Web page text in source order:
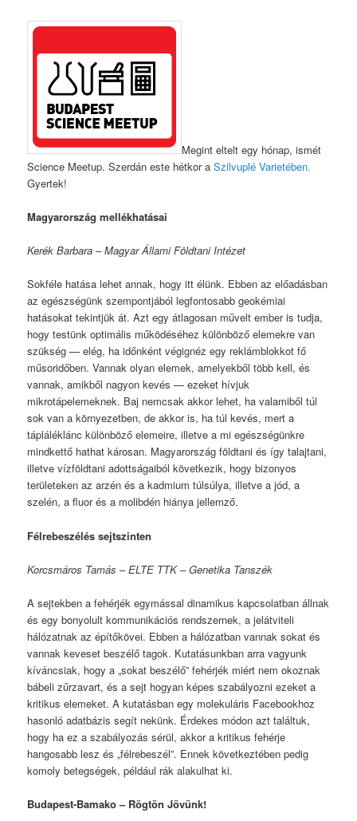
Megint eltelt egy hónap, ismét
Science Meetup. Szerdán este hétkor aSzilvuplé Varietében.
Gyertek!
Magyarország mellékhatásai
Kerék Barbara – Magyar Állami Földtani Intézet
Sokféle hatása lehet annak, hogy itt élünk. Ebben az előadásban
az egészségünk szempontjából legfontosabb geokémiai
hatásokat tekintjük át. Azt egy átlagosan művelt ember is tudja,
hogy testünk optimális működéséhez különböző elemekre van
szükség — elég, ha időnként végignéz egy reklámblokkot fő
műsoridőben. Vannak olyan elemek, amelyekből több kell, és
vannak, amikből nagyon kevés — ezeket hívjuk
mikrotápelemeknek. Baj nemcsak akkor lehet, ha valamiből túl
sok van a környezetben, de akkor is, ha túl kevés, mert a
tápláléklánc különböző elemeire, illetve a mi egészségünkre
mindkettő hathat károsan. Magyarország földtani és így talajtani,
illetve vízföldtani adottságaiból következik, hogy bizonyos
területeken az arzén és a kadmium túlsúlya, illetve a jód, a
szelén, a fluor és a molibdén hiánya jellemző.
Félrebeszélés sejtszinten
Korcsmáros Tamás – ELTE TTK – Genetika Tanszék
A sejtekben a fehérjék egymással dinamikus kapcsolatban állnak
és egy bonyolult kommunikációs rendszernek, a jelátviteli
hálózatnak az építőkövei. Ebben a hálózatban vannak sokat és
vannak keveset beszélő tagok. Kutatásunkban arra vagyunk
kíváncsiak, hogy a „sokat beszélő” fehérjék miért nem okoznak
bábeli zűrzavart, és a sejt hogyan képes szabályozni ezeket a
kritikus elemeket. A kutatásban egy molekuláris Facebookhoz
hasonló adatbázis segít nekünk. Érdekes módon azt találtuk,
hogy ha ez a szabályozás sérül, akkor a kritikus fehérje
hangosabb lesz és „félrebeszél”. Ennek következtében pedig
komoly betegségek, például rák alakulhat ki.
Budapest-Bamako – Rögtön Jövünk!